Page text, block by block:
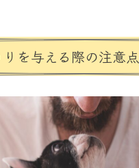
りを与える際の注意点